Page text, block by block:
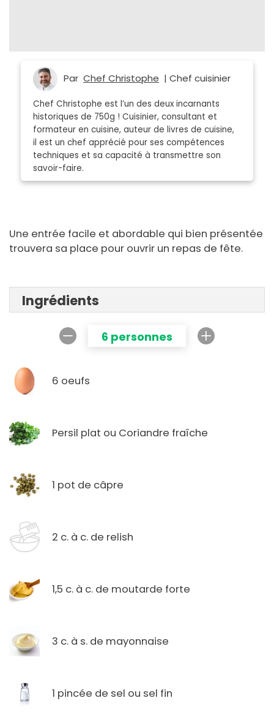
Par Chef Christophe | Chef cuisinier
Chef Christophe est l’un des deux incarnants
historiques de 750g ! Cuisinier, consultant et
formateur en cuisine, auteur de livres de cuisine,
il est un chef apprécié pour ses compétences
techniques et sa capacité à transmettre son
savoir-faire.
Une entrée facile et abordable qui bien présentée
trouvera sa place pour ouvrir un repas de fête.
Ingrédients
6 personnes
6 oeufs
Persil plat ou Coriandre fraîche
1 pot de câpre
2 c. à c. de relish
1,5 c. à c. de moutarde forte
3 c. à s. de mayonnaise
1 pincée de sel ou sel fin